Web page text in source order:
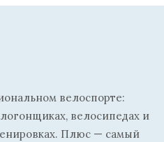
велоспорте:
велосипедах и
Плюс — самый